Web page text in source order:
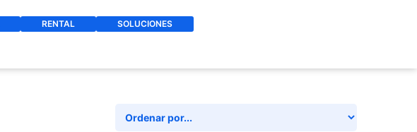
RENTAL SOLUCIONES